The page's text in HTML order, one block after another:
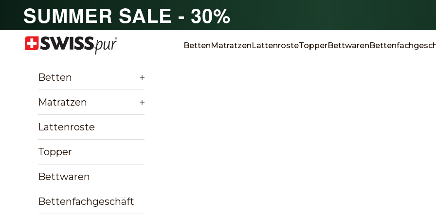
SUMMER SALE - 30%
SWISSpur BettenMatratzenLattenrosteTopperBettwaren
Betten
Matratzen
Lattenroste
Topper
Bettwaren
Bettenfachgeschäft